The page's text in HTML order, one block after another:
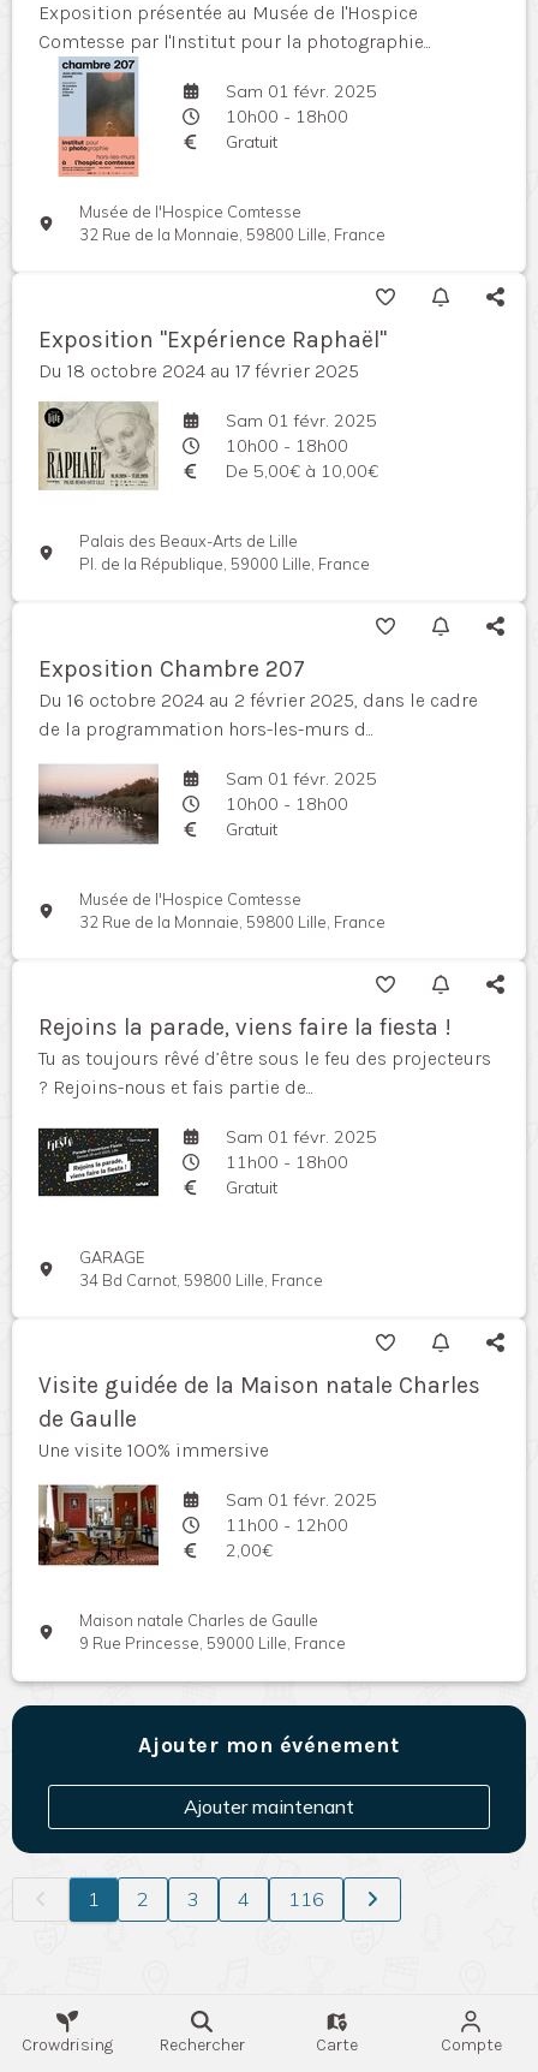
Exposition présentée au Musée de l'Hospice
Comtesse par l'Institut pour la photographie...
Sam 01 févr. 2025
10h00 - 18h00
Gratuit
Musée de l'Hospice Comtesse
32 Rue de la Monnaie, 59800 Lille, France
Exposition "Expérience Raphaël"
Du 18 octobre 2024 au 17 février 2025
Sam 01 févr. 2025
10h00 - 18h00
De 5,00€ à 10,00€
Palais des Beaux-Arts de Lille
Pl. de la République, 59000 Lille, France
Exposition Chambre 207
Du 16 octobre 2024 au 2 février 2025, dans le cadre
de la programmation hors-les-murs d...
Sam 01 févr. 2025
10h00 - 18h00
Gratuit
Musée de l'Hospice Comtesse
32 Rue de la Monnaie, 59800 Lille, France
Rejoins la parade, viens faire la fiesta !
Tu as toujours rêvé d’être sous le feu des projecteurs
? Rejoins-nous et fais partie de...
Sam 01 févr. 2025
11h00 - 18h00
Gratuit
GARAGE
34 Bd Carnot, 59800 Lille, France
Visite guidée de la Maison natale Charles
de Gaulle
Une visite 100% immersive
Sam 01 févr. 2025
11h00 - 12h00
2,00€
Maison natale Charles de Gaulle
9 Rue Princesse, 59000 Lille, France
Ajouter mon événement
Ajouter maintenant
1 2 3 4 116
Crowdrising Rechercher Carte Compte